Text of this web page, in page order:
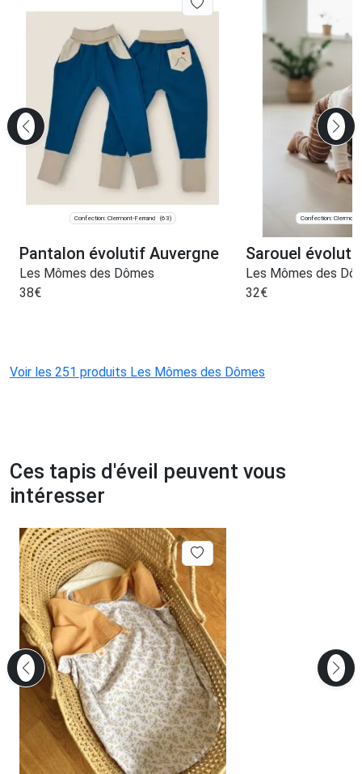
Confection: Clermont-Ferrand (63)
Pantalon évolutif Auvergne
Les Mômes des Dômes
38€
Confection: Clermont-
Sarouel
Les Mômes des
32€
Voir les 251 produits Les Mômes des Dômes
Ces tapis d'éveil peuvent vous
intéresser